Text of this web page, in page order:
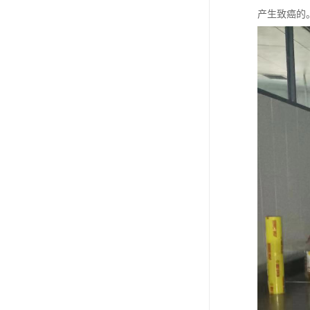
产生致癌的